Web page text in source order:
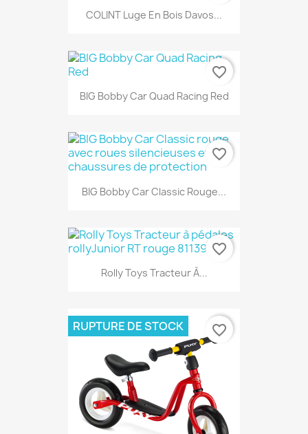
COLINT Luge En Bois Davos...
BIG Bobby Car Quad Racing Red
favorite_border
BIG Bobby Car Classic Rouge...
favorite_border
Rolly Toys Tracteur À...
favorite_border
RUPTURE DE STOCK favorite_border